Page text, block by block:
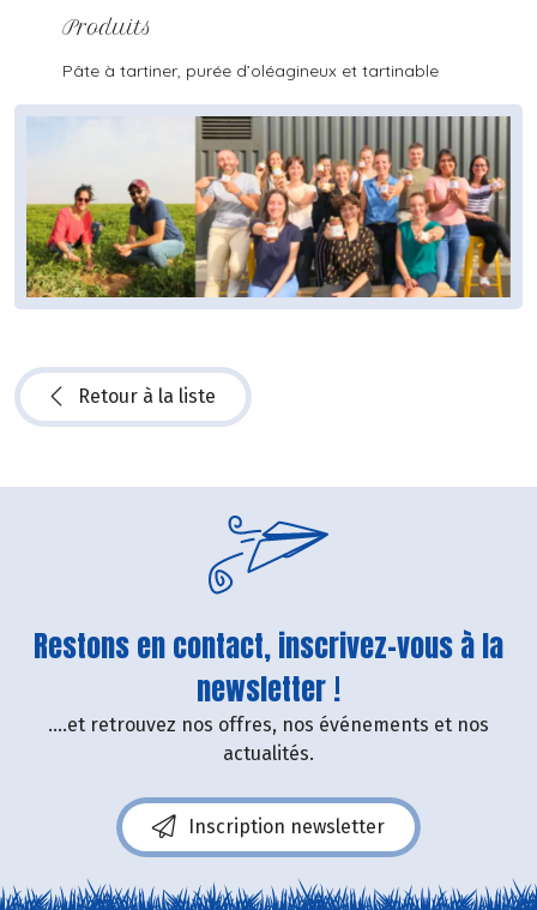
Produits
Pâte à tartiner, purée d’oléagineux et tartinable
Retour à la liste
Restons en contact, inscrivez-vous à la
newsletter !
....et retrouvez nos offres, nos événements et nos
actualités.
Inscription newsletter